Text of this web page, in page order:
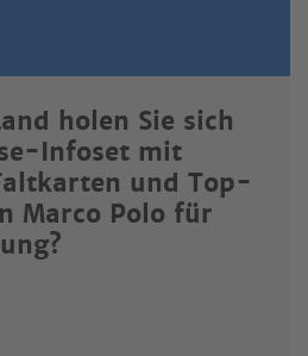
holen Sie sich
Infoset mit
und Top-
Marco Polo für